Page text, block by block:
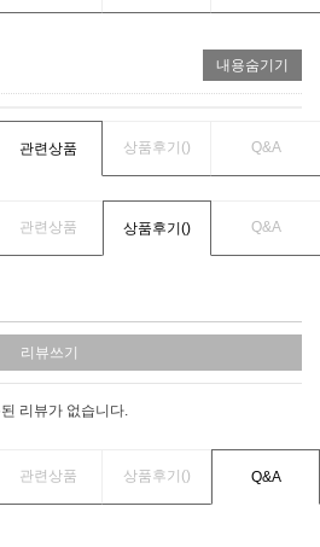
내용숨기기
관련상품 상품후기() Q&A
관련상품 상품후기() Q&A
리뷰쓰기
리뷰가 없습니다.
관련상품 상품후기() Q&A